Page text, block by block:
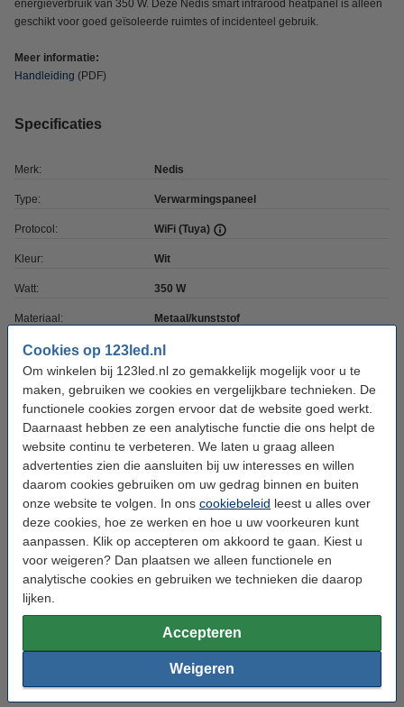
Cookies op 123led.nl
Om winkelen bij 123led.nl zo gemakkelijk mogelijk voor u te
maken, gebruiken we cookies en vergelijkbare technieken. De
functionele cookies zorgen ervoor dat de website goed werkt.
Daarnaast hebben ze een analytische functie die ons helpt de
website continu te verbeteren. We laten u graag alleen
advertenties zien die aansluiten bij uw interesses en willen
daarom cookies gebruiken om uw gedrag binnen en buiten
onze website te volgen. In ons cookiebeleid leest u alles over
deze cookies, hoe ze werken en hoe u uw voorkeuren kunt
aanpassen. Klik op accepteren om akkoord te gaan. Kiest u
voor weigeren? Dan plaatsen we alleen functionele en
analytische cookies en gebruiken we technieken die daarop
lijken.
Accepteren
Weigeren
energieverbruik van 350 W. Deze Nedis smart infrarood heatpanel is alleen
geschikt voor goed geïsoleerde ruimtes of incidenteel gebruik.
Meer informatie:
Handleiding (PDF)
Specificaties
Merk: Nedis
Type: Verwarmingspaneel
Protocol: WiFi (Tuya)
Kleur: Wit
Watt: 350 W
Materiaal: Metaal/kunststof
WiFi: Ja 2.4 GHZ
Voltage: 220-240 V
Ingangsfrequentie: 50-60Hz
Type-F (CEE 7/7)
Afmetingen: 598 x 620 mm (bxh)
240 mm
Aanloopsnoer: 1.8 meter
Werktemperatuur: 0 tot + 37 °C
Beschermingsniveau: IP44
Aantal: 1
uw oude apparaat